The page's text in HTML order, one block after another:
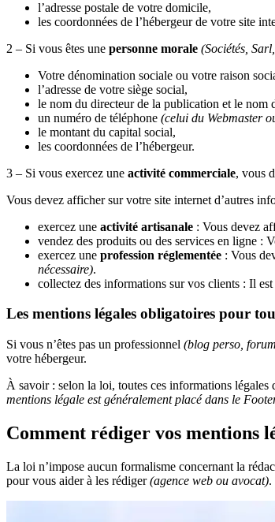
l’adresse postale de votre domicile,
les coordonnées de l’hébergeur de votre site
2 – Si vous êtes une personne morale (Sociétés,
Votre dénomination sociale ou votre raison
l’adresse de votre siège social,
le nom du directeur de la publication et le nom
un numéro de téléphone (celui du Webmaster
le montant du capital social,
les coordonnées de l’hébergeur.
3 – Si vous exercez une activité commerciale, vous
Vous devez afficher sur votre site internet d’autres
exercez une activité artisanale : Vous devez
vendez des produits ou des services en ligne :
exercez une profession réglementée : Vous
nécessaire).
collectez des informations sur vos clients : Il
Les mentions légales obligatoires pour
Si vous n’êtes pas un professionnel (blog perso,
votre hébergeur.
À savoir : selon la loi, toutes ces informations légales
mentions légale est généralement placé dans le
Comment rédiger vos mentions
La loi n’impose aucun formalisme concernant la
pour vous aider à les rédiger(agence web ou avocat).